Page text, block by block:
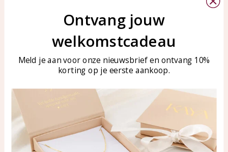
Veelgestelde vragen
Sieraden onderhouden
KAYA Sieraden
Bellen of WhatsApp Ma-Vr
tussen 09:00-17:00
Tel: 0850003187
WhatsApp: 0850003187
klantenservice@kayasierade
Producten KAYA Sieraden
Ontvang jouw
welkomstcadeau
Meld je aan voor onze nieuwsbrief en ontvang 10%
korting op je eerste aankoop.